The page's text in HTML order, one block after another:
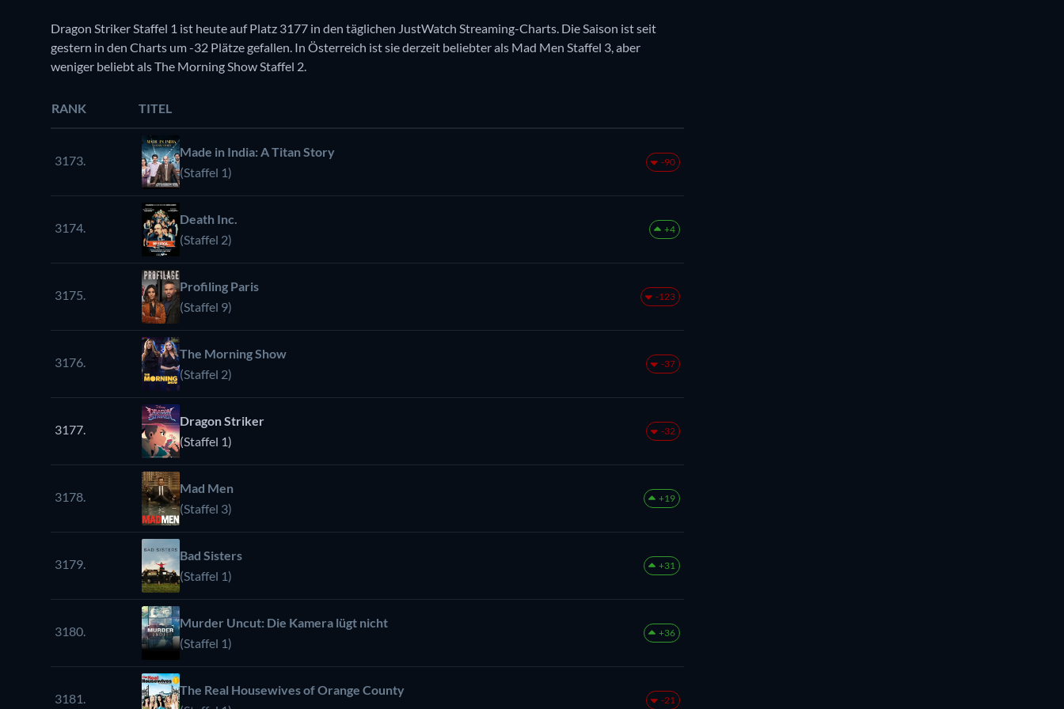
Dragon Striker Staffel 1 ist heute auf Platz 3177 in den täglichen JustWatch Streaming-Charts. Die Saison ist seit
gestern in den Charts um -32 Plätze gefallen. In Österreich ist sie derzeit beliebter als Mad Men Staffel 3, aber
weniger beliebt als The Morning Show Staffel 2.
RANK TITEL
3173.
Made in India: A Titan Story
(Staffel 1)
-90
3174.
Death Inc.
(Staffel 2)
+4
3175.
Profiling Paris
(Staffel 9)
-123
3176.
The Morning Show
(Staffel 2)
-37
3177.
Dragon Striker
(Staffel 1)
-32
3178.
Mad Men
(Staffel 3)
+19
3179.
Bad Sisters
(Staffel 1)
+31
3180.
Murder Uncut: Die Kamera lügt nicht
(Staffel 1)
+36
3181.
The Real Housewives of Orange County
-21